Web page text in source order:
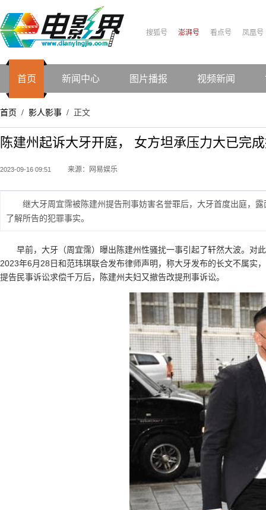
搜狐号 澎湃号 看点号 凤凰号
首页 新闻中心 图片播报 视频新闻
首页 / 影人影事 / 正文
陈建州起诉大牙开庭， 女方坦承压力大已完
2023-09-16 09:51 来源：网易娱乐
继大牙周宜霈被陈建州提告刑事妨害名誉罪后，大牙首度出庭，
了解所告的犯罪事实。
早前，大牙（周宜霈）曝出陈建州性骚扰一事引起了轩然大波。对
2023年6月28日和范玮琪联合发布律师声明，称大牙发布的长文不属实
提告民事诉讼求偿千万后，陈建州夫妇又撤告改提刑事诉讼。